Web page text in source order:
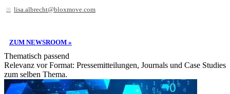
lisa.albrecht@bloxmove.com
ZUM NEWSROOM »
Thematisch passend
Relevanz vor Format: Pressemitteilungen, Journals und Case Studies
zum selben Thema.